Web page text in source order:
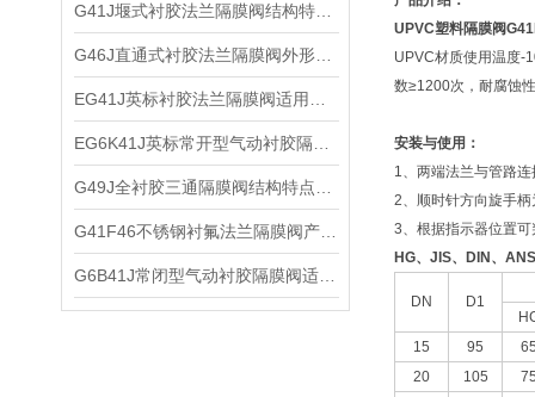
UPVC塑料隔膜阀
UPVC材质使用温度-
数≥1200次，耐腐蚀
安装与使用：
1、两端法兰与管路
2、顺时针方向旋手
3、根据指示器位置
HG、 JIS、 DIN 、
DN
D1
15
95
20
105